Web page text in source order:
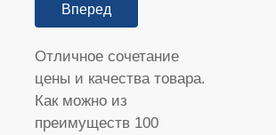
Вперед
Отличное сочетание
цены и качества товара.
Как можно из
преимуществ 100